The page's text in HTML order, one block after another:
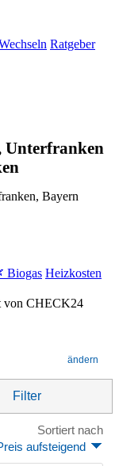
Ratgeber
Unterfranken
Bayern
Biogas Heizkosten
von CHECK24